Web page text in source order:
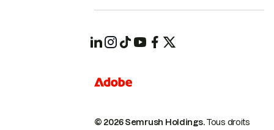
© 2026 Semrush Holdings.Tous droits